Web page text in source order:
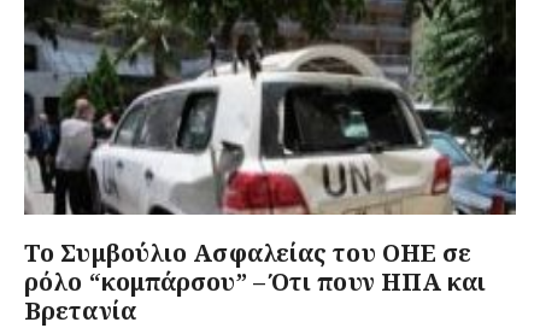
Το Συμβούλιο Ασφαλείας του ΟΗΕ σε
ρόλο “κομπάρσου” – Ότι πουν ΗΠΑ και
Βρετανία